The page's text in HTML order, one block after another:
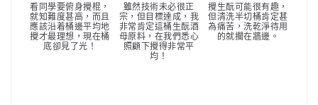
看同學要俯身攪棍，
就知難度甚高，而且
應該沿着桶邊平均地
攪才最理想，現在桶
底卻見了光！
雖然技術未必很正
宗，但目標達成，我
非常肯定這桶生酛酒
母原料，在我們悉心
照顧下攪得非常平
均！
攪生酛可能很有趣，
但清洗半切桶肯定甚
為痛苦，洗乾淨待用
的就擱在牆邊。